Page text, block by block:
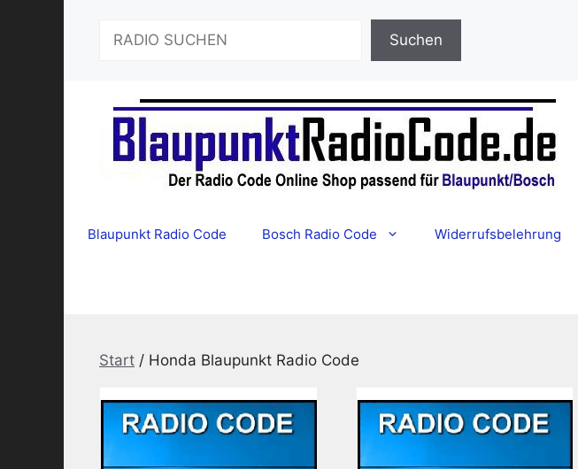
Suchen
Blaupunkt Radio Code Bosch Radio Code Widerrufsbelehrung
Start / Honda Blaupunkt Radio Code